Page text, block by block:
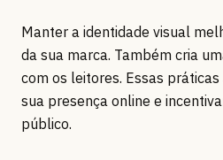
Manter a identidade visual
da sua marca. Também cria
com os leitores. Essas
sua presença online e
público.